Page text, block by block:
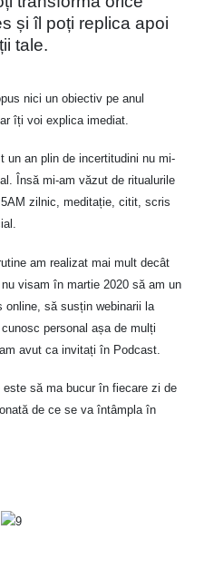
și îl poți replica apoi
tale.
nici un obiectiv pe anul
îți voi explica imediat.
un an plin de incertitudini nu mi-
Însă mi-am văzut de ritualurile
zilnic, meditație, citit, scris
am realizat mai mult decât
visam în martie 2020 să am un
online, să susțin webinarii la
personal așa de mulți
avut ca invitați în Podcast.
să ma bucur în fiecare zi de
de ce se va întâmpla în